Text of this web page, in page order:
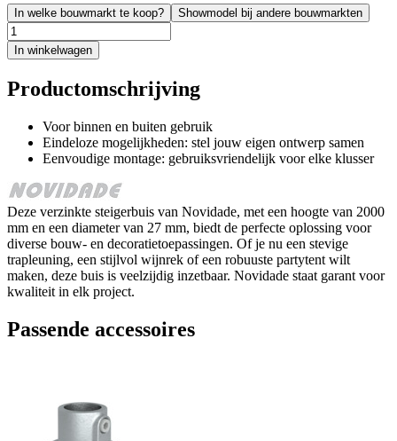
In welke bouwmarkt te koop? Showmodel bij andere bouwmarkten
In winkelwagen
Productomschrijving
Voor binnen en buiten gebruik
Eindeloze mogelijkheden: stel jouw eigen ontwerp samen
Eenvoudige montage: gebruiksvriendelijk voor elke klusser
Deze verzinkte steigerbuis van Novidade, met een hoogte van 2000
mm en een diameter van 27 mm, biedt de perfecte oplossing voor
diverse bouw- en decoratietoepassingen. Of je nu een stevige
trapleuning, een stijlvol wijnrek of een robuuste partytent wilt
maken, deze buis is veelzijdig inzetbaar. Novidade staat garant voor
kwaliteit in elk project.
Passende accessoires